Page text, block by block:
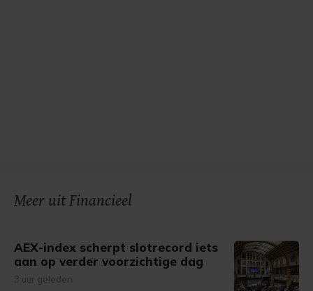
Meer uit Financieel
AEX-index scherpt slotrecord iets
aan op verder voorzichtige dag
3 uur geleden